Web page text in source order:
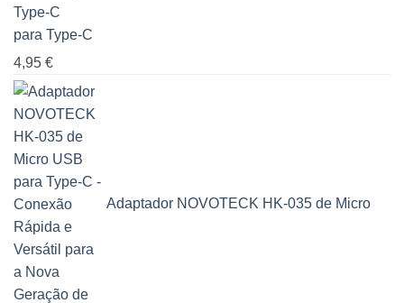
para Type-C
4,95 €
Adaptador NOVOTECK HK-035 de Micro